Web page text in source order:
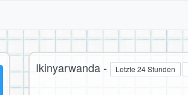
Ikinyarwanda - Letzte 24 Stunden